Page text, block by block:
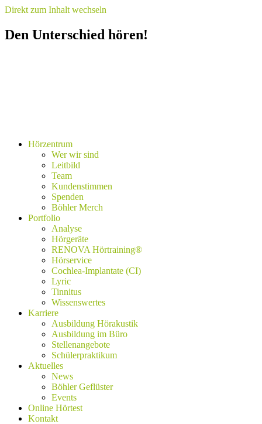
Direkt zum Inhalt wechseln
Den Unterschied hören!
Hörzentrum
Wer wir sind
Leitbild
Team
Kundenstimmen
Spenden
Böhler Merch
Portfolio
Analyse
Hörgeräte
RENOVA Hörtraining®
Hörservice
Cochlea-Implantate (CI)
Lyric
Tinnitus
Wissenswertes
Karriere
Ausbildung Hörakustik
Ausbildung im Büro
Stellenangebote
Schülerpraktikum
Aktuelles
News
Böhler Geflüster
Events
Online Hörtest
Kontakt